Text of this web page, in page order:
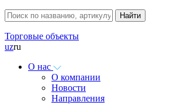
Торговые объекты
uzru
О нас
О компании
Новости
Направления